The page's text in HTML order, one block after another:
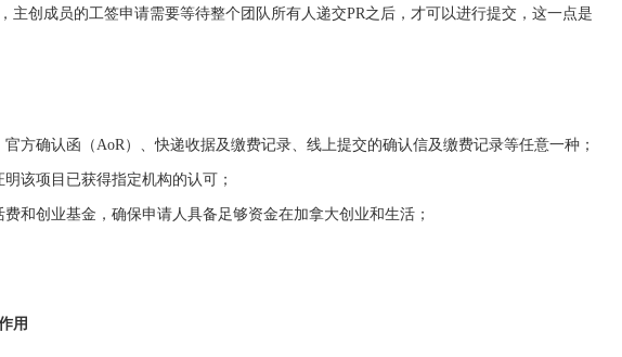
主创成员的工签申请需要等待整个团队所有人递交PR之后，才可以进行提交，这一点是
方确认函（AoR）、快递收据及缴费记录、线上提交的确认信及缴费记录等任意一种；
该项目已获得指定机构的认可；
和创业基金，确保申请人具备足够资金在加拿大创业和生活；
用